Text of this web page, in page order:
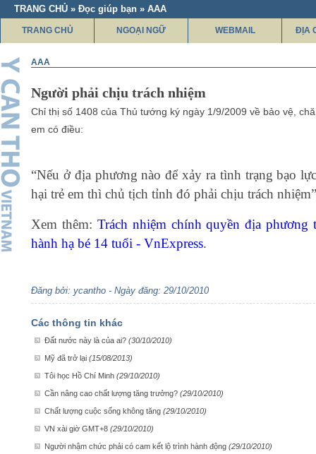
TRANG CHỦ » Đọc giúp bạn » AAA
TRANG CHỦ NGOẠI NGỮ WEBMAIL ĐỊA
AAA
Người phải chịu trách nhiệm
Chỉ thị số 1408 của Thủ tướng ký ngày 1/9/2009 về bảo vệ,
em có điều:
“Nếu ở địa phương nào để xảy ra tình trạng bạo
hại trẻ em thì chủ tịch tỉnh đó phải chịu trách
Xem thêm: Trách nhiệm chính quyền địa phương
hành hạ bé 14 tuổi - VnExpress.
Đăng bởi: ycantho - Ngày đăng: 29/10/2010
Các thông tin khác
Đất nước này là của ai? (30/10/2010)
Mỹ đã trở lại (15/08/2013)
Tôi học Hồ Chí Minh (29/10/2010)
Cần nâng cao chất lượng tăng trưởng? (29/10/2010)
Chất lượng cuộc sống không tăng (29/10/2010)
VN xài giờ GMT+8 (29/10/2010)
Người nhậm chức phải có cam kết lộ trình hành động (29/10/2010)